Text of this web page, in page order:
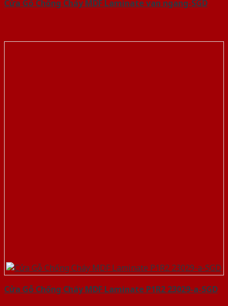
Cửa Gỗ Chống Cháy MDF Laminate van ngang-SGD
Cửa Gỗ Chống Cháy MDF Laminate P1R2 23029-a-SGD